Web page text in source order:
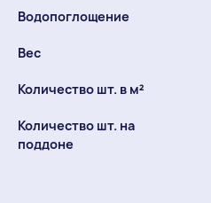
Водопоглощение
Вес
Количество шт. в м²
Количество шт. на
поддоне